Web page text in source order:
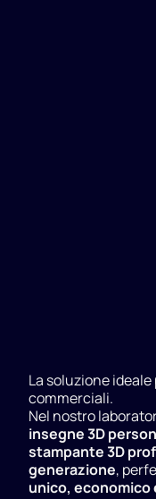
La soluzione
commerciali.
Nel nostro
insegne 3D
stampante 3D
generazione,
unico,